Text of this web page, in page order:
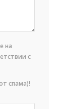
на
с
спама)!